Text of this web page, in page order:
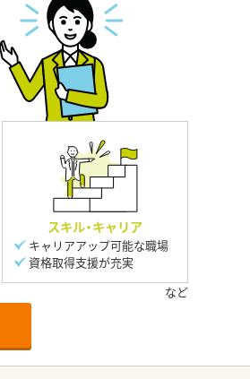
スキル・キャリア
キャリアアップ可能な職場
資格取得支援が充実